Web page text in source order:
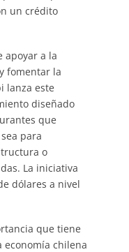
un crédito
apoyar a la
fomentar la
lanza este
diseñado
que
para
o
La iniciativa
dólares a nivel
que tiene
chilena